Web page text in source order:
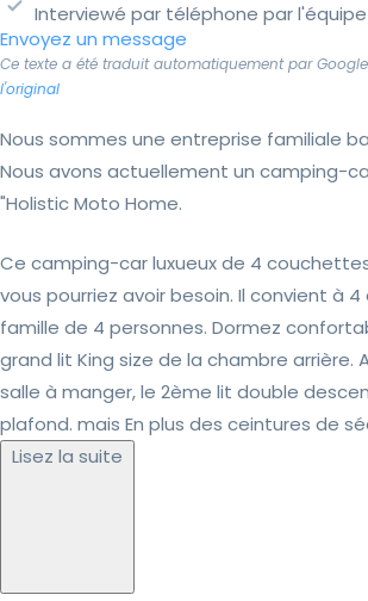
Interviewé par téléphone par
Envoyez un message
Ce texte a été traduit automatiquement par Google
l'original
Nous sommes une entreprise familiale
Nous avons actuellement un camping-
"Holistic Moto Home.
Ce camping-car luxueux de 4
vous pourriez avoir besoin. Il convient à
famille de 4 personnes. Dormez
grand lit King size de la chambre arrière.
salle à manger, le 2ème lit double
plafond. mais En plus des ceintures de
Lisez la suite